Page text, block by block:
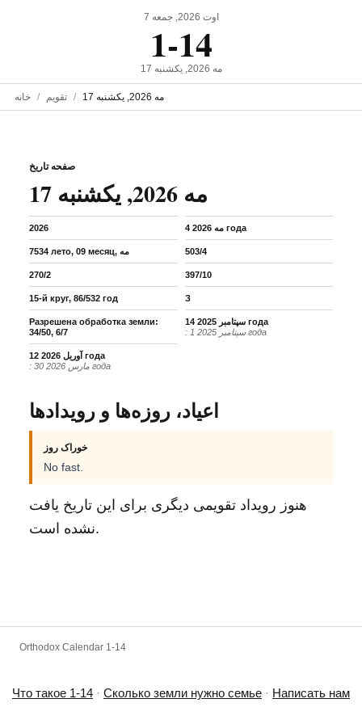
7 اوت 2026, جمعه
1-14
17 مه 2026, یکشنبه
خانه تقویم 17 مه 2026, یکشنبه
صفحه تاریخ
17 مه 2026, یکشنبه
2026 4 مه 2026 года
7534 лето, 09 месяц, مه 503/4
270/2 397/10
15-й круг, 86/532 год З
Разрешена обработка земли:
34/50, 6/7
14 سپتامبر 2025 года
: 1 سپتامبر 2025 года
12 آوریل 2026 года
: 30 مارس 2026 года
اعیاد، روزه‌ها و رویدادها
خوراک روز
No fast.
هنوز رویداد تقویمی دیگری برای این تاریخ یافت
نشده است.
Orthodox Calendar 1-14
Что такое 1-14 · Сколько земли нужно семье · Написать нам